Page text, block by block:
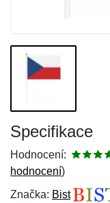
Specifikace
Hodnocení:
hodnocení)
Značka: Bist